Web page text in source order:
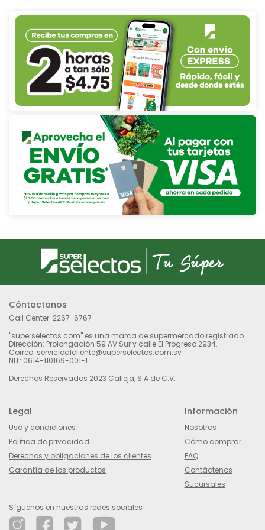
Cóntactanos
Call Center: 2267-6767
"superselectos.com" es una marca de supermercado registrado.
Dirección: Prolongación 59 AV Sur y calle El Progreso 2934.
Correo: servicioalcliente@superselectos.com.sv
NIT: 0614-110169-001-1
Derechos Reservados 2023 Calleja, S.A de C.V.
Legal
Uso y condiciones
Política de privacidad
Derechos y obligaciones de los clientes
Garantía de los productos
Información
Nosotros
Cómo comprar
FAQ
Contáctenos
Sucursales
Síguenos en nuestras redes sociales